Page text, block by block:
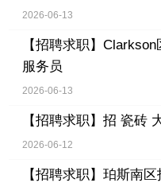
2026-06-13
【招聘求职】 Clarkson
服务员
2026-06-13
【招聘求职】 招 瓷砖
2026-06-12
【招聘求职】 珀斯南区